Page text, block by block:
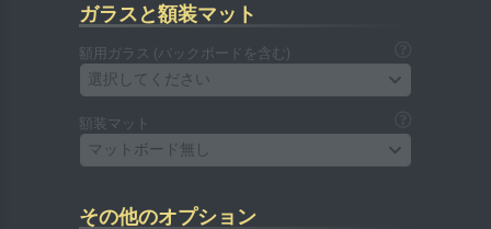
ガラスと額装マット
額用ガラス (バックボードを含む)
選択してください
額装マット
マットボード無し
その他のオプション